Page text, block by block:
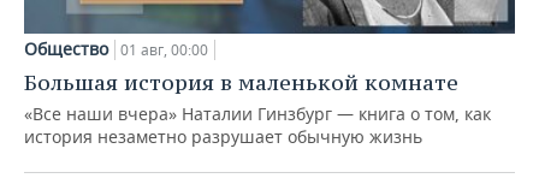
Общество 01 авг, 00:00
Большая история в маленькой комнате
«Все наши вчера» Наталии Гинзбург — книга о том, как
история незаметно разрушает обычную жизнь